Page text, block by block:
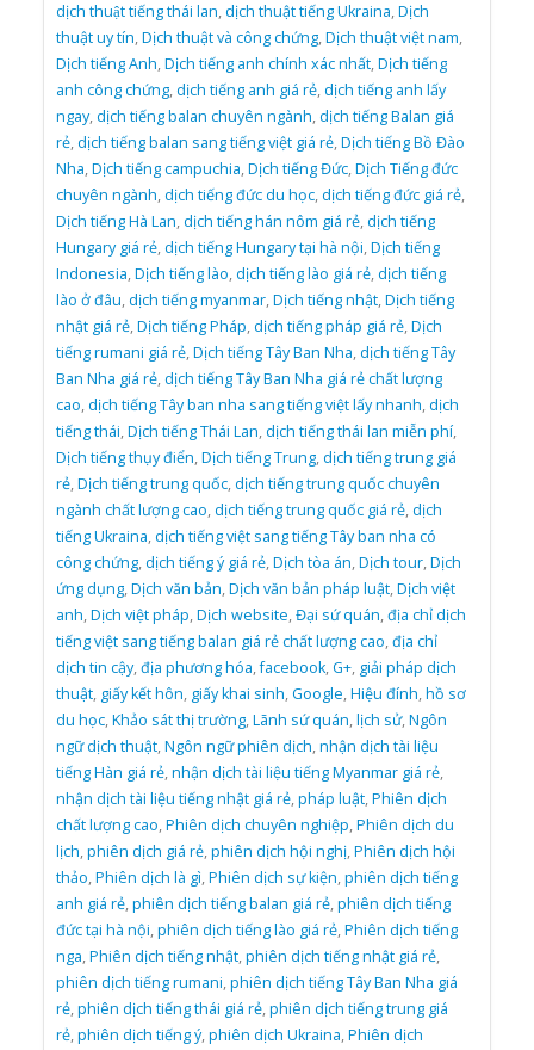
dịch thuật tiếng thái lan,dịch thuật tiếng Ukraina,Dịch
thuật uy tín,Dịch thuật và công chứng,Dịch thuật việt nam,
Dịch tiếng Anh,Dịch tiếng anh chính xác nhất,Dịch tiếng
anh công chứng,dịch tiếng anh giá rẻ,dịch tiếng anh lấy
ngay,dịch tiếng balan chuyên ngành,dịch tiếng Balan giá
rẻ,dịch tiếng balan sang tiếng việt giá rẻ,Dịch tiếng Bồ Đào
Nha,Dịch tiếng campuchia,Dịch tiếng Đức,Dịch Tiếng đức
chuyên ngành,dịch tiếng đức du học,dịch tiếng đức giá rẻ,
Dịch tiếng Hà Lan,dịch tiếng hán nôm giá rẻ,dịch tiếng
Hungary giá rẻ,dịch tiếng Hungary tại hà nội,Dịch tiếng
Indonesia,Dịch tiếng lào,dịch tiếng lào giá rẻ,dịch tiếng
lào ở đâu,dịch tiếng myanmar,Dịch tiếng nhật,Dịch tiếng
nhật giá rẻ,Dịch tiếng Pháp,dịch tiếng pháp giá rẻ,Dịch
tiếng rumani giá rẻ,Dịch tiếng Tây Ban Nha,dịch tiếng Tây
Ban Nha giá rẻ,dịch tiếng Tây Ban Nha giá rẻ chất lượng
cao,dịch tiếng Tây ban nha sang tiếng việt lấy nhanh,dịch
tiếng thái,Dịch tiếng Thái Lan,dịch tiếng thái lan miễn phí,
Dịch tiếng thụy điển,Dịch tiếng Trung,dịch tiếng trung giá
rẻ,Dịch tiếng trung quốc,dịch tiếng trung quốc chuyên
ngành chất lượng cao,dịch tiếng trung quốc giá rẻ,dịch
tiếng Ukraina,dịch tiếng việt sang tiếng Tây ban nha có
công chứng,dịch tiếng ý giá rẻ,Dịch tòa án,Dịch tour,Dịch
ứng dụng,Dịch văn bản,Dịch văn bản pháp luật,Dịch việt
anh,Dịch việt pháp,Dịch website,Đại sứ quán,địa chỉ dịch
tiếng việt sang tiếng balan giá rẻ chất lượng cao,địa chỉ
dịch tin cậy,địa phương hóa,facebook,G+, giải pháp dịch
thuật, giấy kết hôn, giấy khai sinh,Google,Hiệu đính,hồ sơ
du học,Khảo sát thị trường,Lãnh sứ quán,lịch sử,Ngôn
ngữ dịch thuật,Ngôn ngữ phiên dịch,nhận dịch tài liệu
tiếng Hàn giá rẻ,nhận dịch tài liệu tiếng Myanmar giá rẻ,
nhận dịch tài liệu tiếng nhật giá rẻ,pháp luật,Phiên dịch
chất lượng cao,Phiên dịch chuyên nghiệp,Phiên dịch du
lịch,phiên dịch giá rẻ,phiên dịch hội nghị,Phiên dịch hội
thảo,Phiên dịch là gì,Phiên dịch sự kiện,phiên dịch tiếng
anh giá rẻ,phiên dịch tiếng balan giá rẻ,phiên dịch tiếng
đức tại hà nội,phiên dịch tiếng lào giá rẻ,Phiên dịch tiếng
nga,Phiên dịch tiếng nhật,phiên dịch tiếng nhật giá rẻ,
phiên dịch tiếng rumani,phiên dịch tiếng Tây Ban Nha giá
rẻ,phiên dịch tiếng thái giá rẻ,phiên dịch tiếng trung giá
rẻ,phiên dịch tiếng ý,phiên dịch Ukraina,Phiên dịch